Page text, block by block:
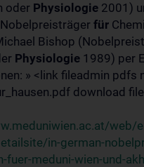
oder Physiologie 2001)
für
Bishop
Physiologie 1989) per
» <link fileadmin pdfs
download
web/
in-german-
fuer-meduni-wien-und-